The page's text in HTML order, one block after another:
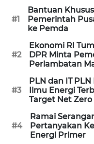
#1
Bantuan
Pemerintah
ke Pemda
#2
Ekonomi RI
DPR Minta
Perlambatan
#3
PLN dan IT
Ilmu Energi
Target Net Zero
#4
Ramai
Pertanyakan
Energi Primer
NEWS
SITUNGIR
NEWS
SIDIKALANG
NEWS
SIBARAGAS
NEWS
METRO